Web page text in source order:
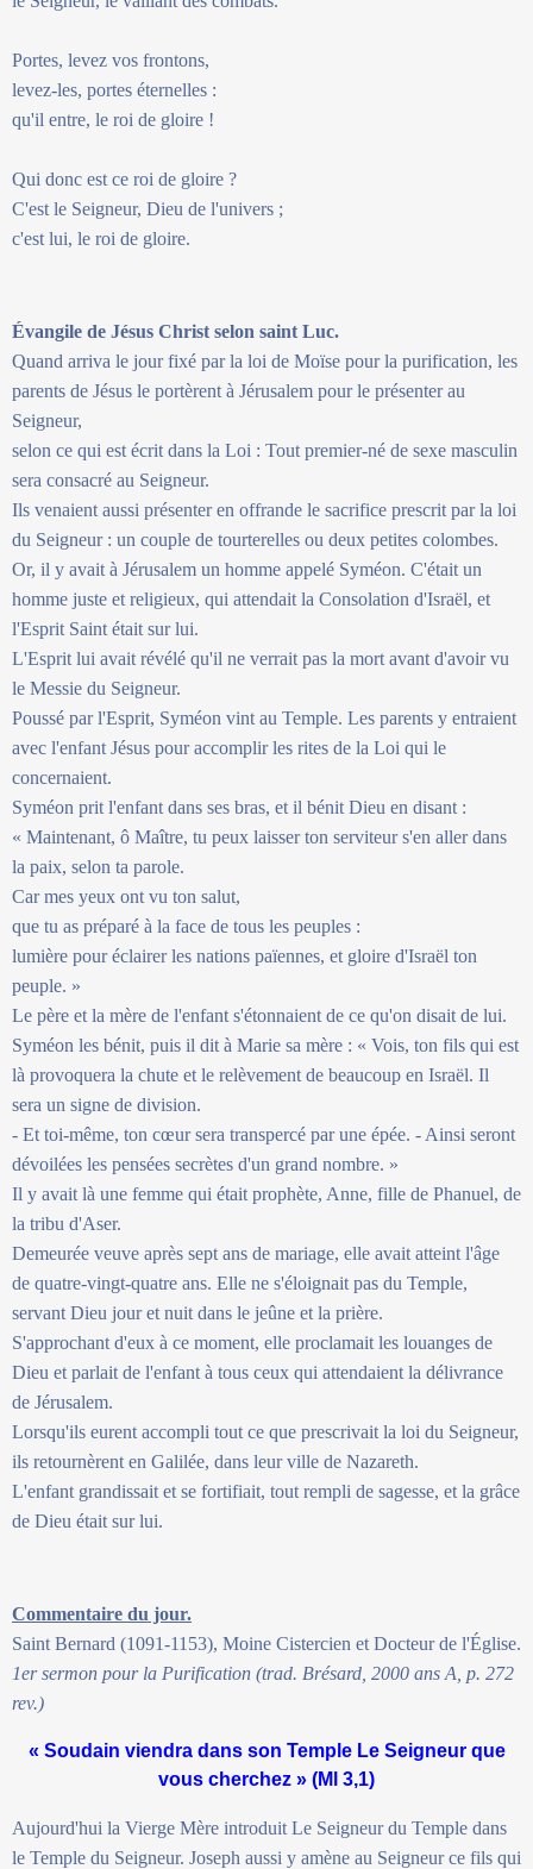
Portes, levez vos frontons,
levez-les, portes éternelles :
qu'il entre, le roi de gloire !
Qui donc est ce roi de gloire ?
C'est le Seigneur, Dieu de l'univers ;
c'est lui, le roi de gloire.
Évangile de Jésus Christ selon saint Luc.
Quand arriva le jour fixé par la loi de Moïse pour la purification, les
parents de Jésus le portèrent à Jérusalem pour le présenter au
Seigneur,
selon ce qui est écrit dans la Loi : Tout premier-né de sexe masculin
sera consacré au Seigneur.
Ils venaient aussi présenter en offrande le sacrifice prescrit par la loi
du Seigneur : un couple de tourterelles ou deux petites colombes.
Or, il y avait à Jérusalem un homme appelé Syméon. C'était un
homme juste et religieux, qui attendait la Consolation d'Israël, et
l'Esprit Saint était sur lui.
L'Esprit lui avait révélé qu'il ne verrait pas la mort avant d'avoir vu
le Messie du Seigneur.
Poussé par l'Esprit, Syméon vint au Temple. Les parents y entraient
avec l'enfant Jésus pour accomplir les rites de la Loi qui le
concernaient.
Syméon prit l'enfant dans ses bras, et il bénit Dieu en disant :
« Maintenant, ô Maître, tu peux laisser ton serviteur s'en aller dans
la paix, selon ta parole.
Car mes yeux ont vu ton salut,
que tu as préparé à la face de tous les peuples :
lumière pour éclairer les nations païennes, et gloire d'Israël ton
peuple. »
Le père et la mère de l'enfant s'étonnaient de ce qu'on disait de lui.
Syméon les bénit, puis il dit à Marie sa mère : « Vois, ton fils qui est
là provoquera la chute et le relèvement de beaucoup en Israël. Il
sera un signe de division.
- Et toi-même, ton cœur sera transpercé par une épée. - Ainsi seront
dévoilées les pensées secrètes d'un grand nombre. »
Il y avait là une femme qui était prophète, Anne, fille de Phanuel, de
la tribu d'Aser.
Demeurée veuve après sept ans de mariage, elle avait atteint l'âge
de quatre-vingt-quatre ans. Elle ne s'éloignait pas du Temple,
servant Dieu jour et nuit dans le jeûne et la prière.
S'approchant d'eux à ce moment, elle proclamait les louanges de
Dieu et parlait de l'enfant à tous ceux qui attendaient la délivrance
de Jérusalem.
Lorsqu'ils eurent accompli tout ce que prescrivait la loi du Seigneur,
ils retournèrent en Galilée, dans leur ville de Nazareth.
L'enfant grandissait et se fortifiait, tout rempli de sagesse, et la grâce
de Dieu était sur lui.
Commentaire du jour.
Saint Bernard (1091-1153), Moine Cistercien et Docteur de l'Église.
1er sermon pour la Purification (trad. Brésard, 2000 ans A, p. 272
rev.)
« Soudain viendra dans son Temple Le Seigneur que
vous cherchez » (Ml 3,1)
Aujourd'hui la Vierge Mère introduit Le Seigneur du Temple dans
le Temple du Seigneur. Joseph aussi y amène au Seigneur ce fils qui